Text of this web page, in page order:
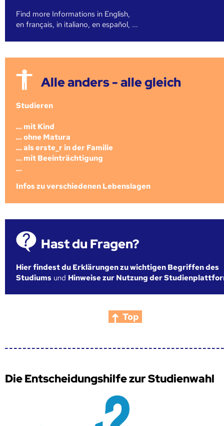
Find more Informations in English,
en français, in italiano, en español, ...
Alle anders - alle gleich
Studieren
... mit Kind
... ohne Matura
... als erste_r in der Familie
... mit Beeinträchtigung
...
Infos zu verschiedenen Lebenslagen
Hast du Fragen?
Hier findest du Erklärungen zu wichtigen Begriffen des
Studiums und Hinweise zur Nutzung der
Top
Die Entscheidungshilfe zur Studienwahl